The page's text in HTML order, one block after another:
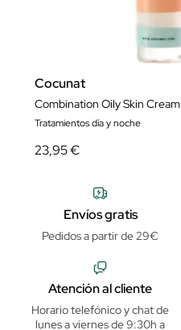
Cocunat
Combination Oily Skin Cream
Tratamientos día y noche
23,95 €
Envíos gratis
Pedidos a partir de 29€
Atención al cliente
Horario telefónico y chat de
lunes a viernes de 9:30h a